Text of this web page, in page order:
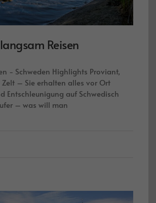
Reisen
- Schweden Highlights Proviant,
Zelt – Sie erhalten alles vor Ort
Entschleunigung auf Schwedisch
– was will man